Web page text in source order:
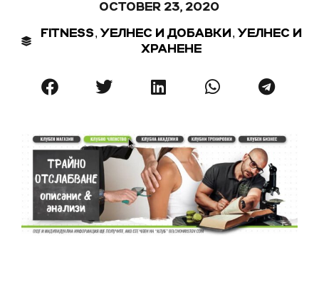
OCTOBER 23, 2020
FITNESS,УЕЛНЕС И ДОБАВКИ ,УЕЛНЕС И
ХРАНЕНЕ